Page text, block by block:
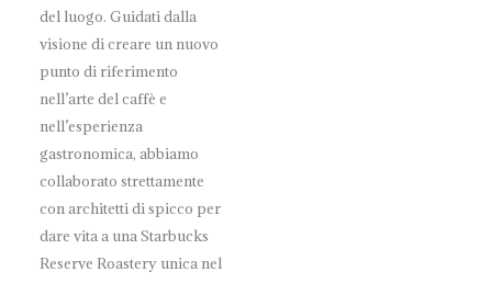
del luogo. Guidati dalla
visione di creare un nuovo
punto di riferimento
nell’arte del caffè e
nell’esperienza
gastronomica, abbiamo
collaborato strettamente
con architetti di spicco per
dare vita a una Starbucks
Reserve Roastery unica nel